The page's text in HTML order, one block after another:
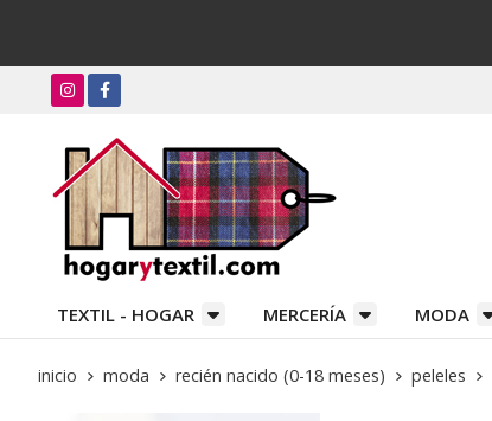
TEXTIL - HOGAR MERCERÍA MODA
inicio moda recién nacido (0-18 meses) peleles